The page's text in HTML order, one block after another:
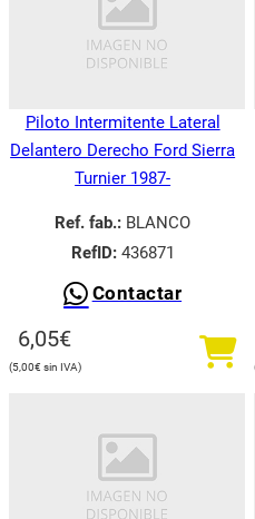
Piloto Intermitente Lateral
Delantero Derecho Ford Sierra
Turnier 1987-
Ref. fab.: BLANCO
RefID:436871
Contactar
6,05€
5,00€